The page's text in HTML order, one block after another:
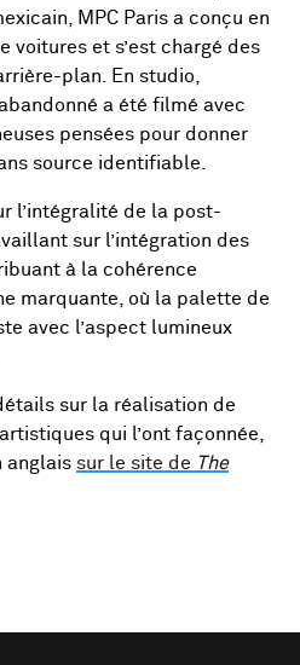
MPC Paris a conçu en
voitures et s’est chargé des
plan. En studio,
a été filmé avec
pensées pour donner
source identifiable.
l’intégralité de la post-
sur l’intégration des
à la cohérence
marquante, où la palette de
avec l’aspect lumineux
sur la réalisation de
qui l’ont façonnée,
anglais sur le site de The